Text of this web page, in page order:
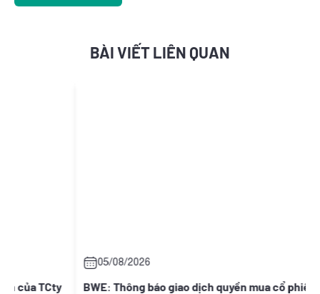
BÀI VIẾT LIÊN QUAN
05/08/2026
BWE: Thông báo giao dịch quyền mua cổ phiếu của